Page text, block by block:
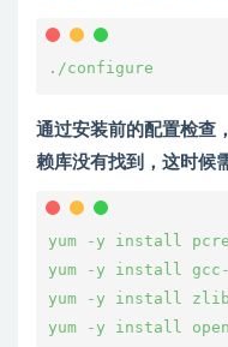
./configure
通过安装前的配置检查
赖库没有找到，这时候
yum -y install
yum -y install gcc-
yum -y install
yum -y install